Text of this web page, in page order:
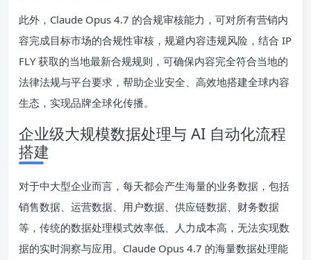
此外，Claude Opus 4.7 的合规审核能力，可对所有营销内
容完成目标市场的合规性审核，规避内容违规风险，结合 IP
FLY 获取的当地最新合规规则，可确保内容完全符合当地的
法律法规与平台要求，帮助企业安全、高效地搭建全球内容
生态，实现品牌全球化传播。
企业级大规模数据处理与 AI 自动化流程
搭建
对于中大型企业而言，每天都会产生海量的业务数据，包括
销售数据、运营数据、用户数据、供应链数据、财务数据
等，传统的数据处理模式效率低、人力成本高，无法实现数
据的实时洞察与应用。Claude Opus 4.7 的海量数据处理能